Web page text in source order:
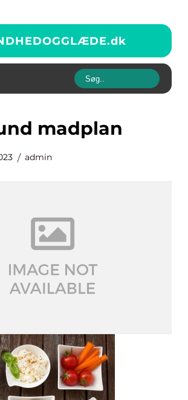
dk
madplan
admin